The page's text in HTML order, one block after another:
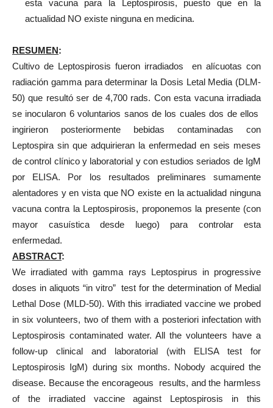
esta vacuna para la Leptospirosis, puesto que en la
actualidad NO existe ninguna en medicina.
RESUMEN:
Cultivo de Leptospirosis fueron irradiados en alícuotas con
radiación gamma para determinar la Dosis Letal Media (DLM-
50) que resultó ser de 4,700 rads. Con esta vacuna irradiada
se inocularon 6 voluntarios sanos de los cuales dos de ellos
ingirieron posteriormente bebidas contaminadas con
Leptospira sin que adquirieran la enfermedad en seis meses
de control clínico y laboratorial y con estudios seriados de IgM
por ELISA. Por los resultados preliminares sumamente
alentadores y en vista que NO existe en la actualidad ninguna
vacuna contra la Leptospirosis, proponemos la presente (con
mayor casuística desde luego) para controlar esta
enfermedad.
ABSTRACT:
We irradiated with gamma rays Leptospirus in progressive
doses in aliquots “in vitro” test for the determination of Medial
Lethal Dose (MLD-50). With this irradiated vaccine we probed
in six volunteers, two of them with a posteriori infectation with
Leptospirosis contaminated water. All the volunteers have a
follow-up clinical and laboratorial (with ELISA test for
Leptospirosis IgM) during six months. Nobody acquired the
disease. Because the encorageous results, and the harmless
of the irradiated vaccine against Leptospirosis in this